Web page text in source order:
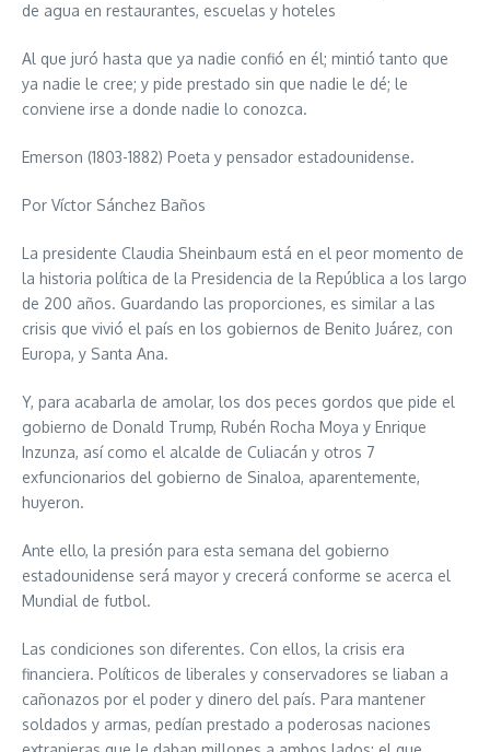
de agua en restaurantes, escuelas y hoteles
Al que juró hasta que ya nadie confió en él; mintió tanto que
ya nadie le cree; y pide prestado sin que nadie le dé; le
conviene irse a donde nadie lo conozca.
Emerson (1803-1882) Poeta y pensador estadounidense.
Por Víctor Sánchez Baños
La presidente Claudia Sheinbaum está en el peor momento de
la historia política de la Presidencia de la República a los largo
de 200 años. Guardando las proporciones, es similar a las
crisis que vivió el país en los gobiernos de Benito Juárez, con
Europa, y Santa Ana.
Y, para acabarla de amolar, los dos peces gordos que pide el
gobierno de Donald Trump, Rubén Rocha Moya y Enrique
Inzunza, así como el alcalde de Culiacán y otros 7
exfuncionarios del gobierno de Sinaloa, aparentemente,
huyeron.
Ante ello, la presión para esta semana del gobierno
estadounidense será mayor y crecerá conforme se acerca el
Mundial de futbol.
Las condiciones son diferentes. Con ellos, la crisis era
financiera. Políticos de liberales y conservadores se liaban a
cañonazos por el poder y dinero del país. Para mantener
soldados y armas, pedían prestado a poderosas naciones